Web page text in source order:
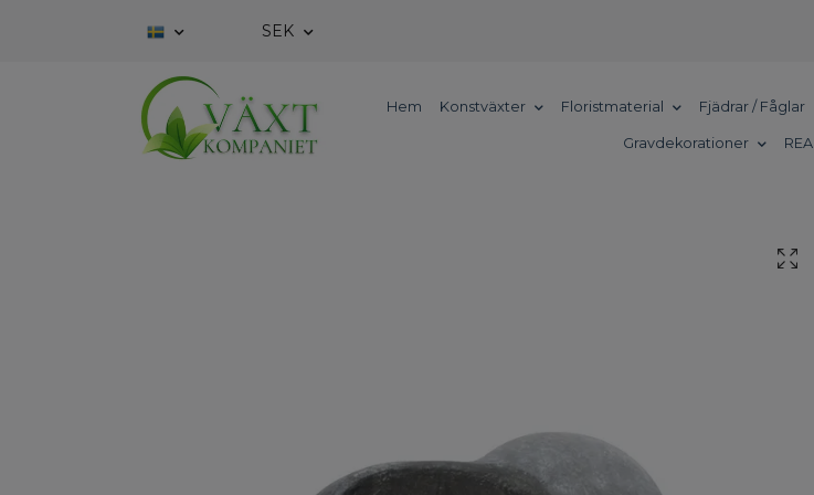
SEK
Hem Konstväxter Floristmaterial Fjädrar / Fåglar
Gravdekorationer REA